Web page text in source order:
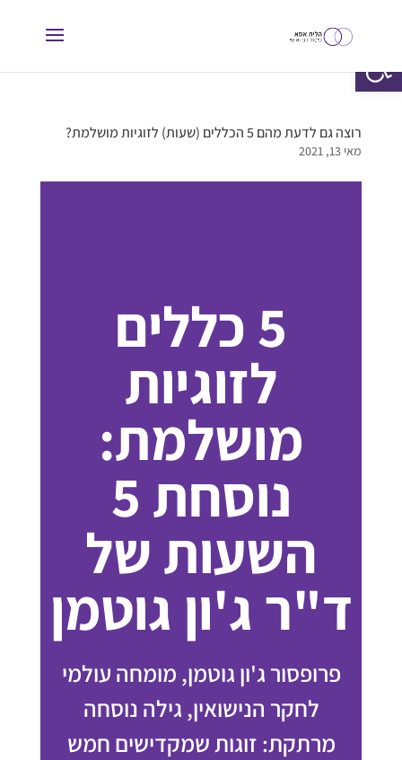
רוצה גם לדעת מהם 5 הכללים (שעות) לזוגיות מושלמת?
מאי 13, 2021
5 כללים
לזוגיות
מושלמת:
נוסחת 5
השעות של
ד"ר ג'ון גוטמן
פרופסור ג'ון גוטמן, מומחה עולמי
לחקר הנישואין, גילה נוסחה
מרתקת: זוגות שמקדישים חמש
פתח סרגל נגישות